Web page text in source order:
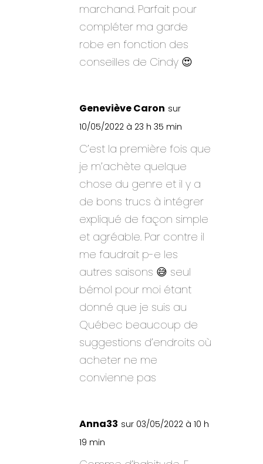
marchand. Parfait pour
compléter ma garde
robe en fonction des
conseilles de Cindy 😍
Geneviève Caron sur
10/05/2022 à 23 h 35 min
C’est la première fois que
je m’achète quelque
chose du genre et il y a
de bons trucs à intégrer
expliqué de façon simple
et agréable. Par contre il
me faudrait p-e les
autres saisons 😅 seul
bémol pour moi étant
donné que je suis au
Québec beaucoup de
suggestions d’endroits où
acheter ne me
convienne pas
Anna33 sur 03/05/2022 à 10 h
19 min